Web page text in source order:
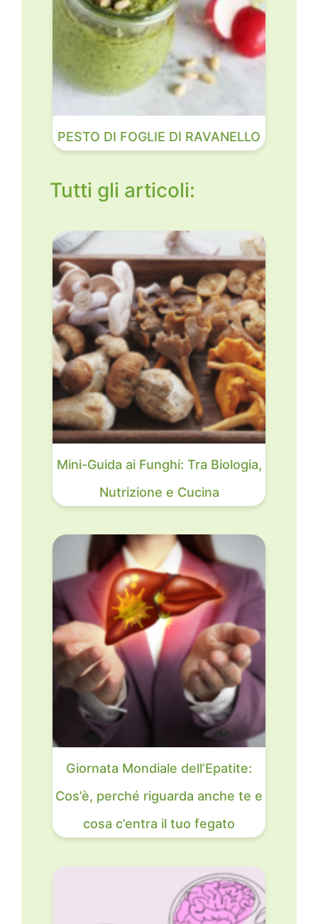
PESTO DI FOGLIE DI RAVANELLO
Tutti gli articoli:
Mini-Guida ai Funghi: Tra Biologia,
Nutrizione e Cucina
Giornata Mondiale dell’Epatite:
Cos’è, perché riguarda anche te e
cosa c’entra il tuo fegato